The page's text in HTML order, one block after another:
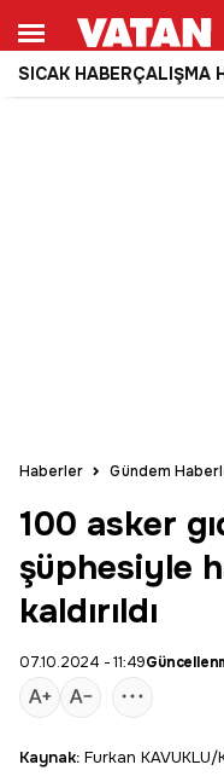
SICAK HABERÇALIŞMA
Haberler Gündem
100 asker
şüphesiyle
kaldırıldı
07.10.2024 - 11:49
Kaynak: Furkan KAVUKLU/